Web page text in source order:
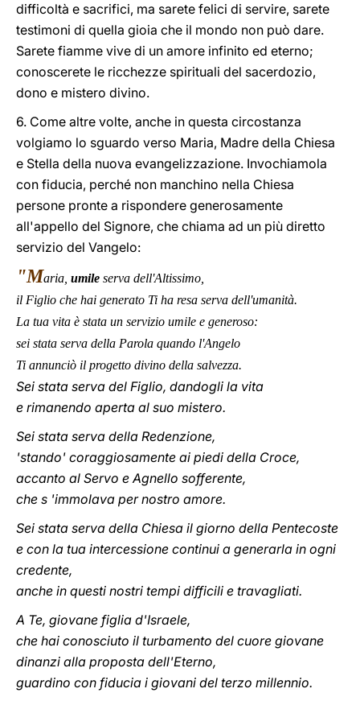
difficoltà e sacrifici, ma sarete felici di servire, sarete
testimoni di quella gioia che il mondo non può dare.
Sarete fiamme vive di un amore infinito ed eterno;
conoscerete le ricchezze spirituali del sacerdozio,
dono e mistero divino.
6. Come altre volte, anche in questa circostanza
volgiamo lo sguardo verso Maria, Madre della Chiesa
e Stella della nuova evangelizzazione. Invochiamola
con fiducia, perché non manchino nella Chiesa
persone pronte a rispondere generosamente
all'appello del Signore, che chiama ad un più diretto
servizio del Vangelo:
"Maria, umile serva dell'Altissimo,
il Figlio che hai generato Ti ha resa serva dell'umanità.
La tua vita è stata un servizio umile e generoso:
sei stata serva della Parola quando l'Angelo
Ti annunciò il progetto divino della salvezza.
Sei stata serva del Figlio, dandogli la vita
e rimanendo aperta al suo mistero.
Sei stata serva della Redenzione,
'stando' coraggiosamente ai piedi della Croce,
accanto al Servo e Agnello sofferente,
che s 'immolava per nostro amore.
Sei stata serva della Chiesa il giorno della Pentecoste
e con la tua intercessione continui a generarla in ogni
credente,
anche in questi nostri tempi difficili e travagliati.
A Te, giovane figlia d'Israele,
che hai conosciuto il turbamento del cuore giovane
dinanzi alla proposta dell'Eterno,
guardino con fiducia i giovani del terzo millennio.